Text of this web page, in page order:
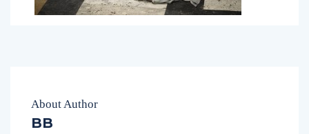
About Author
BB